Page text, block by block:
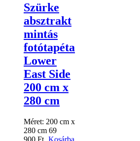
Szürke
absztrakt
mintás
fotótapéta
Lower
East Side
200 cm x
280 cm
Méret: 200 cm x
280 cm 69
900 Ft Kosárba